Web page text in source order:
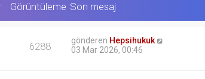
Görüntüleme Son mesaj
6288 gönderen Hepsihukuk
03 Mar 2026, 00:46